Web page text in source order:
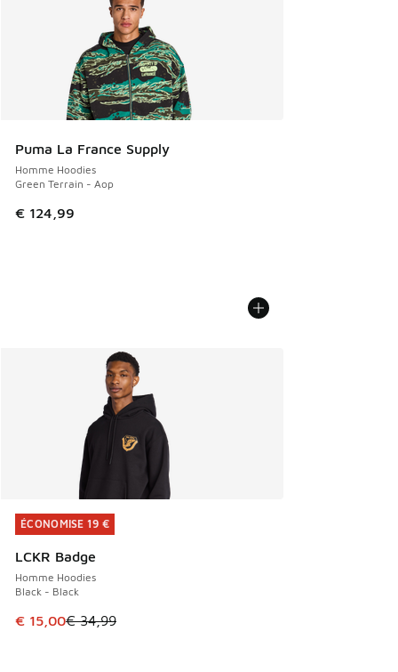
Puma La France Supply
Homme Hoodies
Green Terrain - Aop
€ 124,99
ÉCONOMISE 19 €
LCKR Badge
Homme Hoodies
Black - Black
Cet article est en promotion. Prix en baisse de € 34,99 à
€ 15,00€ 34,99
ÉCONOMISE 19 €